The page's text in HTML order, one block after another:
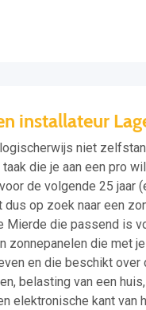
installateur
niet
die je aan een pro
de volgende 25 jaar
dus op zoek naar een
Mierde die passend is
zonnepanelen die met
en die beschikt over
belasting van een
elektronische kant van